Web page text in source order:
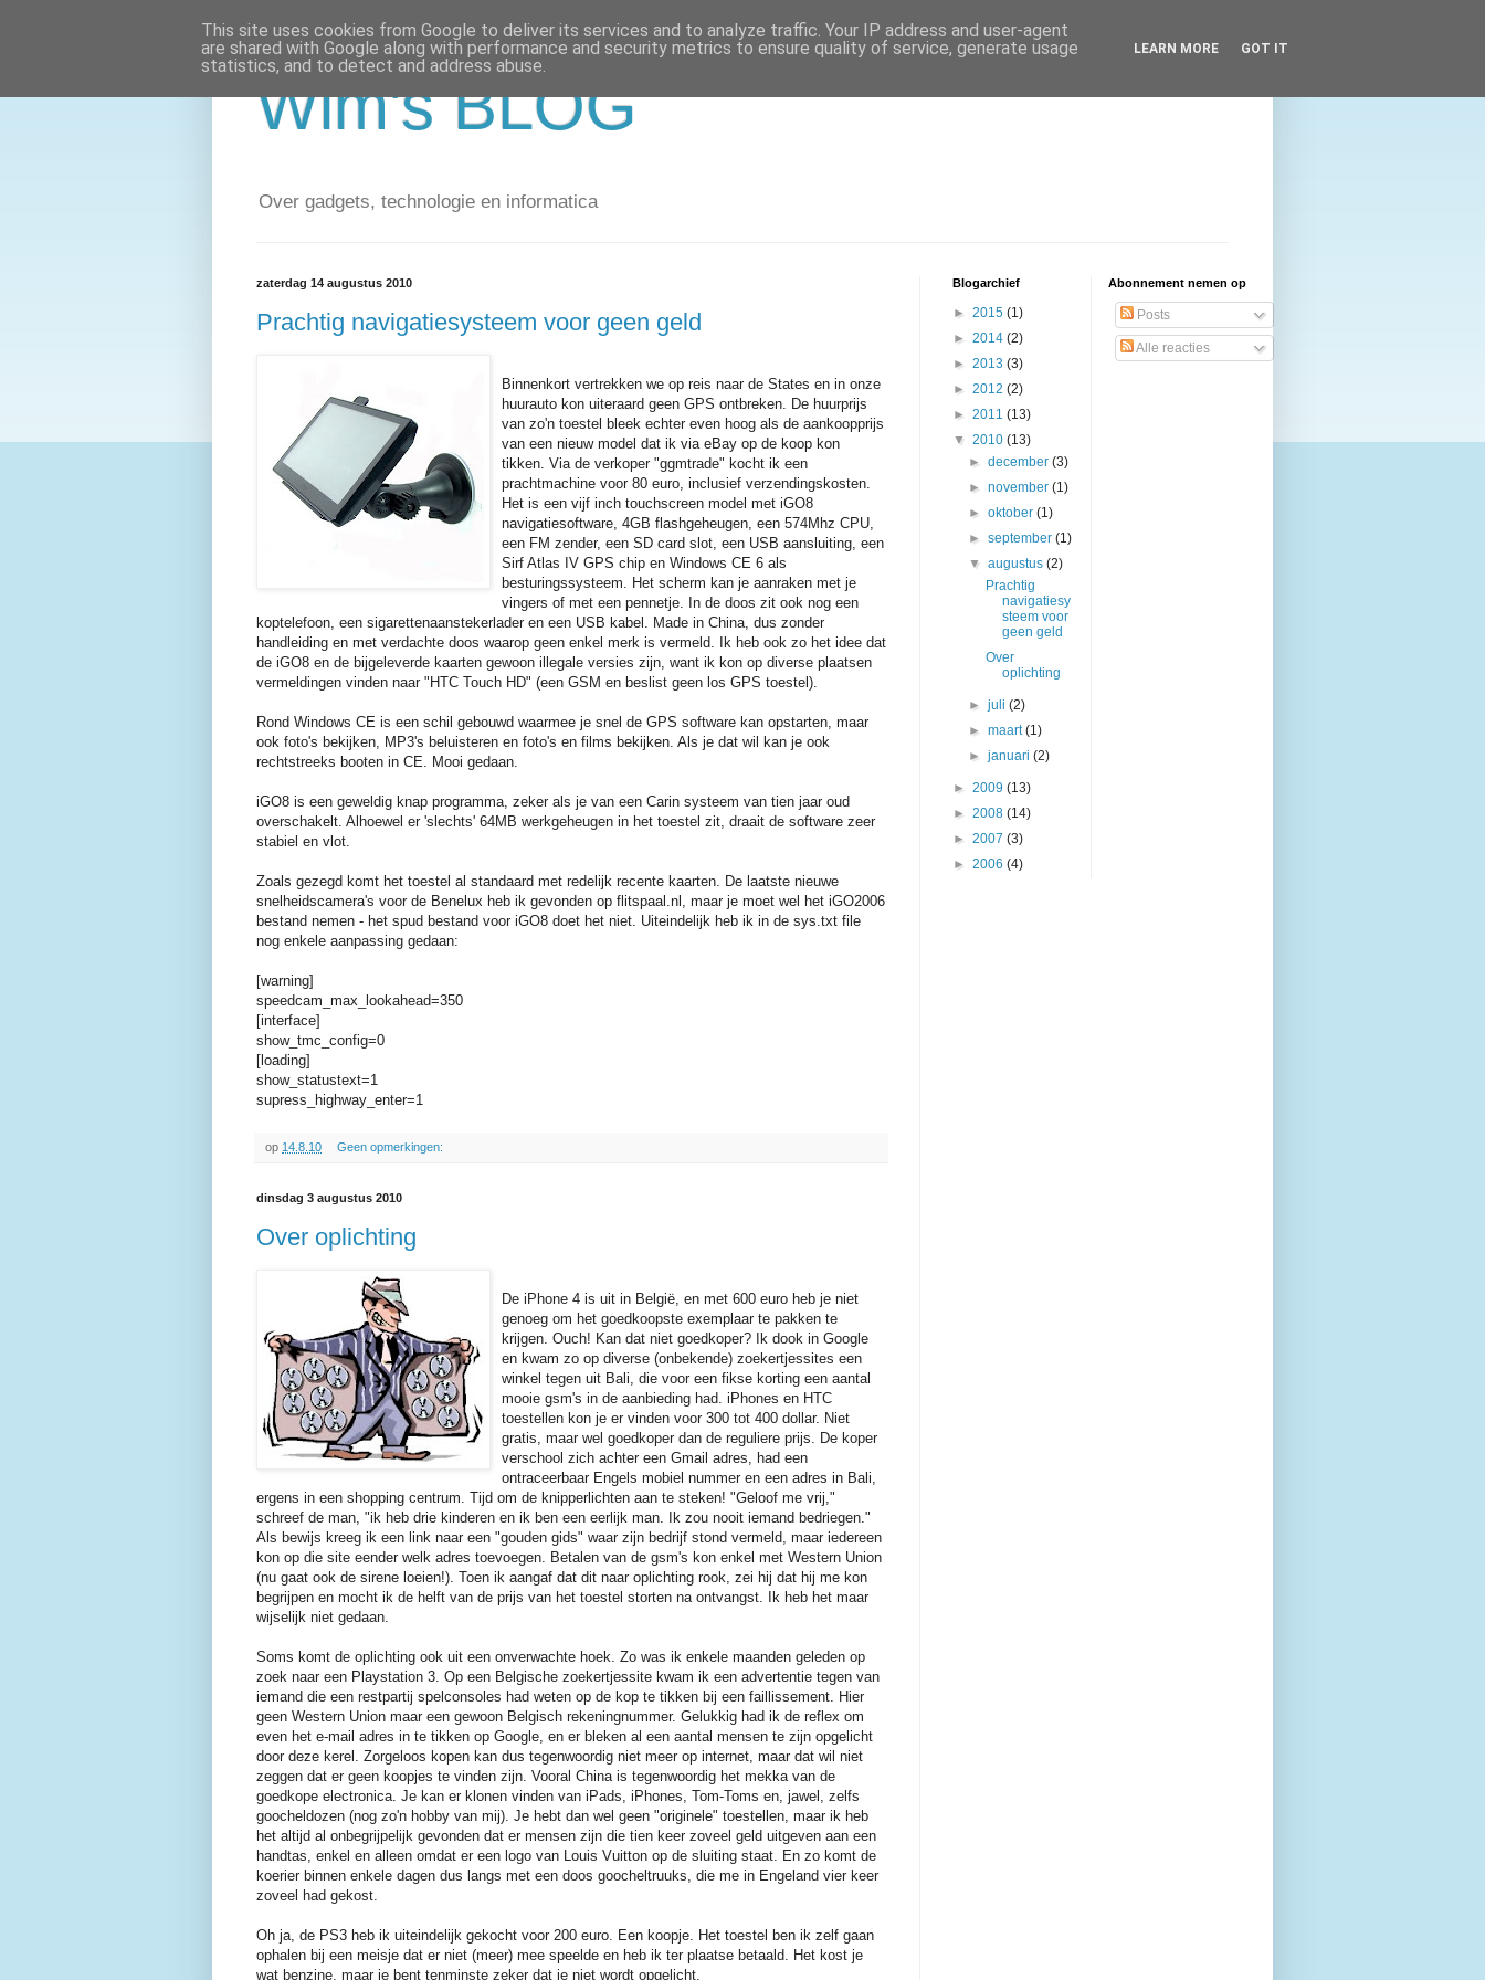
Wim's BLOG
Over gadgets, technologie en informatica
zaterdag 14 augustus 2010
Prachtig navigatiesysteem voor geen geld
Binnenkort vertrekken we op reis naar de States en in onze
huurauto kon uiteraard geen GPS ontbreken. De huurprijs
van zo'n toestel bleek echter even hoog als de aankoopprijs
van een nieuw model dat ik via eBay op de koop kon
tikken. Via de verkoper "ggmtrade" kocht ik een
prachtmachine voor 80 euro, inclusief verzendingskosten.
Het is een vijf inch touchscreen model met iGO8
navigatiesoftware, 4GB flashgeheugen, een 574Mhz CPU,
een FM zender, een SD card slot, een USB aansluiting, een
Sirf Atlas IV GPS chip en Windows CE 6 als
besturingssysteem. Het scherm kan je aanraken met je
vingers of met een pennetje. In de doos zit ook nog een
koptelefoon, een sigarettenaanstekerlader en een USB kabel. Made in China, dus zonder
handleiding en met verdachte doos waarop geen enkel merk is vermeld. Ik heb ook zo het idee dat
de iGO8 en de bijgeleverde kaarten gewoon illegale versies zijn, want ik kon op diverse plaatsen
vermeldingen vinden naar "HTC Touch HD" (een GSM en beslist geen los GPS toestel).
Rond Windows CE is een schil gebouwd waarmee je snel de GPS software kan opstarten, maar
ook foto's bekijken, MP3's beluisteren en foto's en films bekijken. Als je dat wil kan je ook
rechtstreeks booten in CE. Mooi gedaan.
iGO8 is een geweldig knap programma, zeker als je van een Carin systeem van tien jaar oud
overschakelt. Alhoewel er 'slechts' 64MB werkgeheugen in het toestel zit, draait de software zeer
stabiel en vlot.
Zoals gezegd komt het toestel al standaard met redelijk recente kaarten. De laatste nieuwe
snelheidscamera's voor de Benelux heb ik gevonden op flitspaal.nl, maar je moet wel het iGO2006
bestand nemen - het spud bestand voor iGO8 doet het niet. Uiteindelijk heb ik in de sys.txt file
nog enkele aanpassing gedaan:
[warning]
speedcam_max_lookahead=350
[interface]
show_tmc_config=0
[loading]
show_statustext=1
supress_highway_enter=1
op 14.8.10 Geen opmerkingen:
dinsdag 3 augustus 2010
Over oplichting
De iPhone 4 is uit in België, en met 600 euro heb je niet
genoeg om het goedkoopste exemplaar te pakken te
krijgen. Ouch! Kan dat niet goedkoper? Ik dook in Google
en kwam zo op diverse (onbekende) zoekertjessites een
winkel tegen uit Bali, die voor een fikse korting een aantal
mooie gsm's in de aanbieding had. iPhones en HTC
toestellen kon je er vinden voor 300 tot 400 dollar. Niet
gratis, maar wel goedkoper dan de reguliere prijs. De koper
verschool zich achter een Gmail adres, had een
ontraceerbaar Engels mobiel nummer en een adres in Bali,
ergens in een shopping centrum. Tijd om de knipperlichten aan te steken! "Geloof me vrij,"
schreef de man, "ik heb drie kinderen en ik ben een eerlijk man. Ik zou nooit iemand bedriegen."
Als bewijs kreeg ik een link naar een "gouden gids" waar zijn bedrijf stond vermeld, maar iedereen
kon op die site eender welk adres toevoegen. Betalen van de gsm's kon enkel met Western Union
(nu gaat ook de sirene loeien!). Toen ik aangaf dat dit naar oplichting rook, zei hij dat hij me kon
begrijpen en mocht ik de helft van de prijs van het toestel storten na ontvangst. Ik heb het maar
wijselijk niet gedaan.
Soms komt de oplichting ook uit een onverwachte hoek. Zo was ik enkele maanden geleden op
zoek naar een Playstation 3. Op een Belgische zoekertjessite kwam ik een advertentie tegen van
iemand die een restpartij spelconsoles had weten op de kop te tikken bij een faillissement. Hier
geen Western Union maar een gewoon Belgisch rekeningnummer. Gelukkig had ik de reflex om
even het e-mail adres in te tikken op Google, en er bleken al een aantal mensen te zijn opgelicht
door deze kerel. Zorgeloos kopen kan dus tegenwoordig niet meer op internet, maar dat wil niet
zeggen dat er geen koopjes te vinden zijn. Vooral China is tegenwoordig het mekka van de
goedkope electronica. Je kan er klonen vinden van iPads, iPhones, Tom-Toms en, jawel, zelfs
goocheldozen (nog zo'n hobby van mij). Je hebt dan wel geen "originele" toestellen, maar ik heb
het altijd al onbegrijpelijk gevonden dat er mensen zijn die tien keer zoveel geld uitgeven aan een
handtas, enkel en alleen omdat er een logo van Louis Vuitton op de sluiting staat. En zo komt de
koerier binnen enkele dagen dus langs met een doos goocheltruuks, die me in Engeland vier keer
zoveel had gekost.
Oh ja, de PS3 heb ik uiteindelijk gekocht voor 200 euro. Een koopje. Het toestel ben ik zelf gaan
ophalen bij een meisje dat er niet (meer) mee speelde en heb ik ter plaatse betaald. Het kost je
wat benzine, maar je bent tenminste zeker dat je niet wordt opgelicht.
Blogarchief
► 2015 (1)
► 2014 (2)
► 2013 (3)
► 2012 (2)
► 2011 (13)
▼ 2010 (13)
►december(3)
►november(1)
►oktober(1)
►september(1)
▼augustus(2)
Prachtig
navigatiesy
steem voor
geen geld
Over
oplichting
►juli(2)
►maart(1)
►januari(2)
► 2009 (13)
► 2008 (14)
► 2007 (3)
► 2006 (4)
Abonnement nemen op
Posts
Alle reacties
This site uses cookies from Google to deliver its services and to analyze traffic. Your IP address and user-agent
are shared with Google along with performance and security metrics to ensure quality of service, generate usage
statistics, and to detect and address abuse.
LEARN MORE GOT IT